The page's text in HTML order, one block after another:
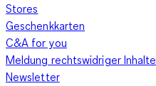
Stores
Geschenkkarten
C&A for you
Meldung rechtswidriger Inhalte
Newsletter